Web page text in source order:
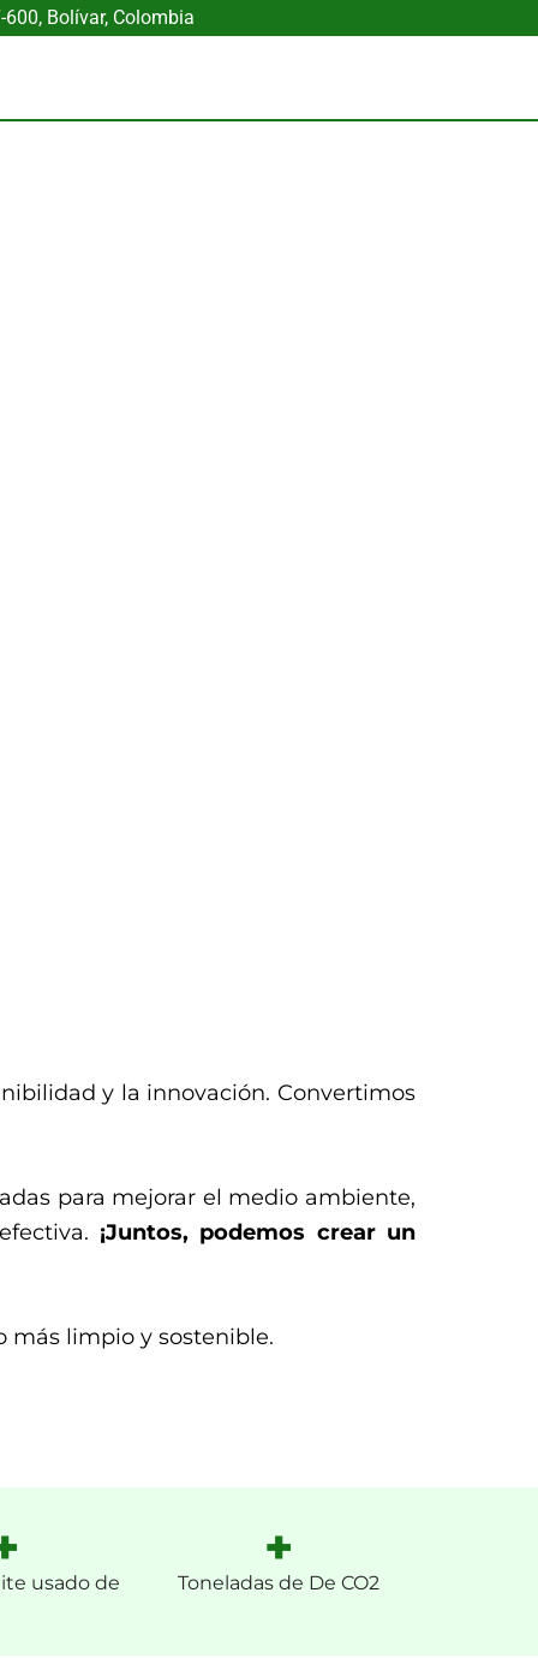
Bolívar, Colombia
y la innovación. Convertimos
para mejorar el medio ambiente,
¡Juntos, podemos crear un
más limpio y sostenible.
usado de Toneladas de De CO2
+